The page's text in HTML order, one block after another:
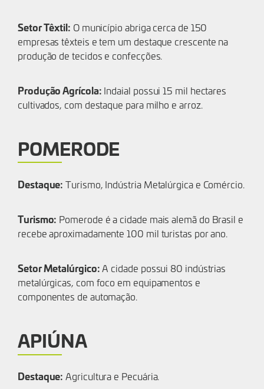
Setor Têxtil: O município abriga cerca de 150
empresas têxteis e tem um destaque crescente na
produção de tecidos e confecções.
Produção Agrícola: Indaial possui 15 mil hectares
cultivados, com destaque para milho e arroz.
POMERODE
Destaque: Turismo, Indústria Metalúrgica e Comércio.
Turismo: Pomerode é a cidade mais alemã do Brasil e
recebe aproximadamente 100 mil turistas por ano.
Setor Metalúrgico:A cidade possui 80 indústrias
metalúrgicas, com foco em equipamentos e
componentes de automação.
APIÚNA
Destaque: Agricultura e Pecuária.